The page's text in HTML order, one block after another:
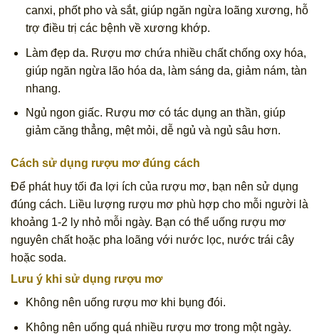
canxi, phốt pho và sắt, giúp ngăn ngừa loãng xương, hỗ
trợ điều trị các bệnh về xương khớp.
Làm đẹp da. Rượu mơ chứa nhiều chất chống oxy hóa,
giúp ngăn ngừa lão hóa da, làm sáng da, giảm nám, tàn
nhang.
Ngủ ngon giấc. Rượu mơ có tác dụng an thần, giúp
giảm căng thẳng, mệt mỏi, dễ ngủ và ngủ sâu hơn.
Cách sử dụng rượu mơ đúng cách
Để phát huy tối đa lợi ích của rượu mơ, bạn nên sử dụng
đúng cách. Liều lượng rượu mơ phù hợp cho mỗi người là
khoảng 1-2 ly nhỏ mỗi ngày. Bạn có thể uống rượu mơ
nguyên chất hoặc pha loãng với nước lọc, nước trái cây
hoặc soda.
Lưu ý khi sử dụng rượu mơ
Không nên uống rượu mơ khi bụng đói.
Không nên uống quá nhiều rượu mơ trong một ngày.